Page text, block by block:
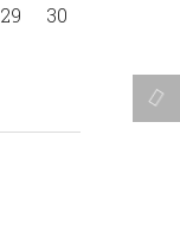
29 30